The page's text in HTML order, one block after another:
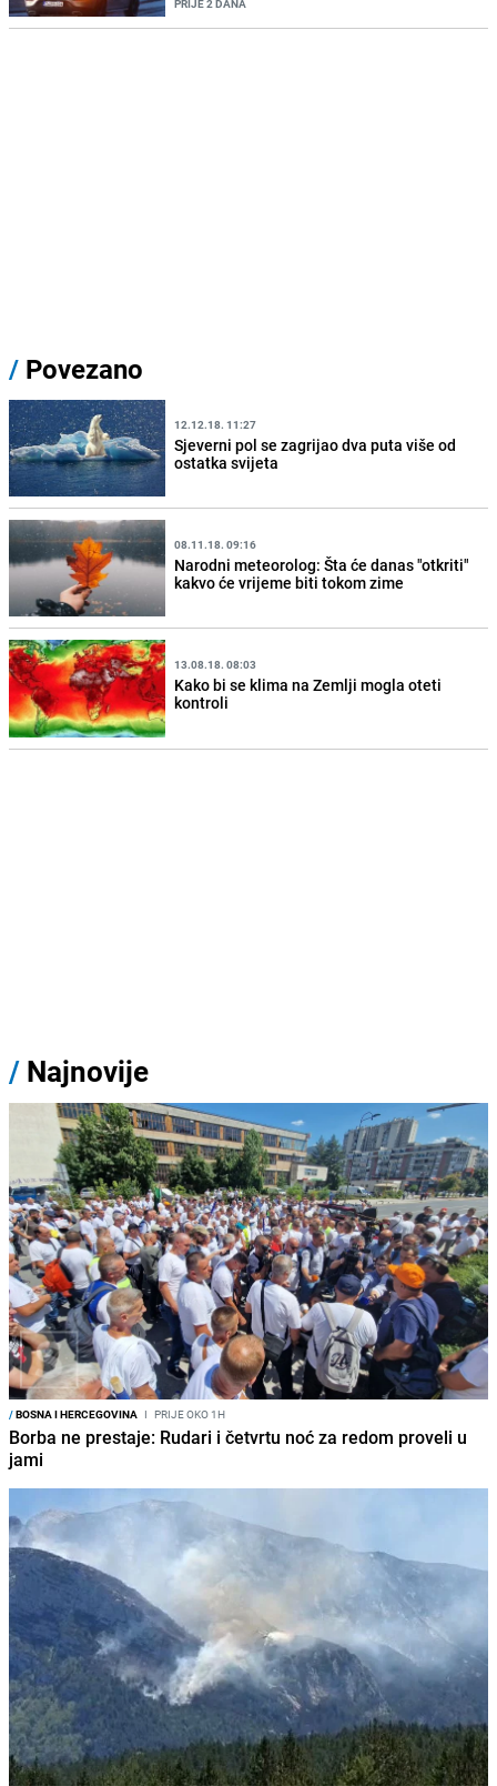
PRIJE 2 DANA
/ Povezano
12.12.18. 11:27
Sjeverni pol se zagrijao dva puta više od
ostatka svijeta
08.11.18. 09:16
Narodni meteorolog: Šta će danas "otkriti"
kakvo će vrijeme biti tokom zime
13.08.18. 08:03
Kako bi se klima na Zemlji mogla oteti
kontroli
/ Najnovije
/BOSNA I HERCEGOVINA I PRIJE OKO 1H
Borba ne prestaje: Rudari i četvrtu noć za redom proveli u
jami